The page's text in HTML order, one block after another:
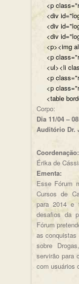
<p
<div
<div
<div
<p><img
<p
<ul><li
<p
<p
<table
Corpo:
Dia 11/04 –
Auditório Dr.
Coordenação:
Érika de
Ementa:
Esse Fórum
Cursos de
para 2014 e
desafios da
Fórum
as
sobre
servirão para
com usuários